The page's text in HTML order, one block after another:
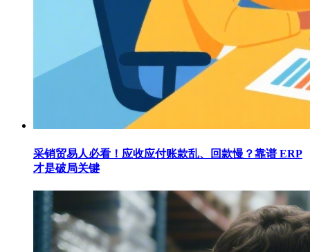
采销贸易人必看！应收应付账款乱、回款慢？靠谱 ERP
才是破局关键